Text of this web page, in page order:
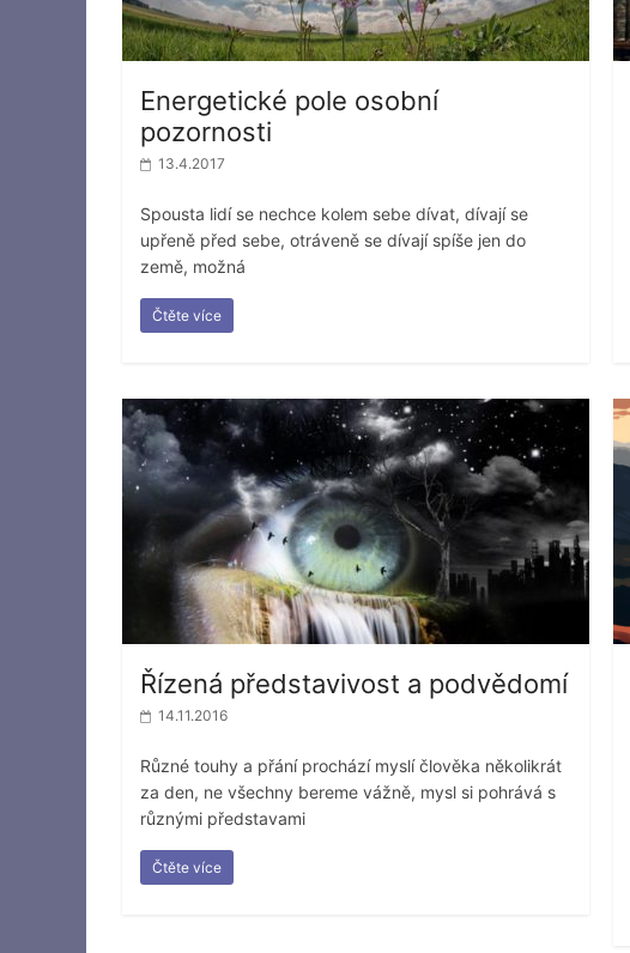
Energetické pole osobní
pozornosti
13.4.2017
Spousta lidí se nechce kolem sebe dívat, dívají se
upřeně před sebe, otráveně se dívají spíše jen do
země, možná
Čtěte více
Řízená představivost a podvědomí
14.11.2016
Různé touhy a přání prochází myslí člověka několikrát
za den, ne všechny bereme vážně, mysl si pohrává s
různými představami
Čtěte více